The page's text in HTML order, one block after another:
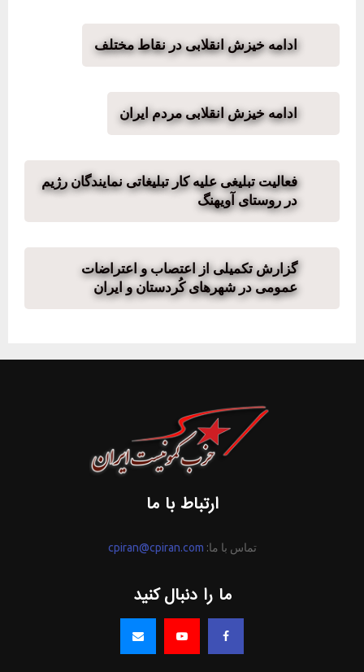
ادامه خیزش انقلابی در نقاط مختلف
ادامه خیزش انقلابی مردم ایران
فعالیت تبلیغی علیه کار تبلیغاتی نمایندگان رژیم
در روستای آویهنگ
گزارش تکمیلی از اعتصاب و اعتراضات
عمومی در شهرهای کُردستان و ایران
ارتباط با ما
تماس با ما: cpiran@cpiran.com
ما را دنبال کنید